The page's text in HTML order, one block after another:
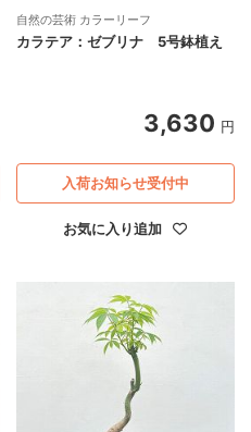
自然の芸術 カラーリーフ
カラテア：ゼブリナ 5号鉢植え
3,630 円
お気に入り追加
入荷お知らせ受付中